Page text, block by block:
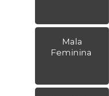
Mala
Feminina